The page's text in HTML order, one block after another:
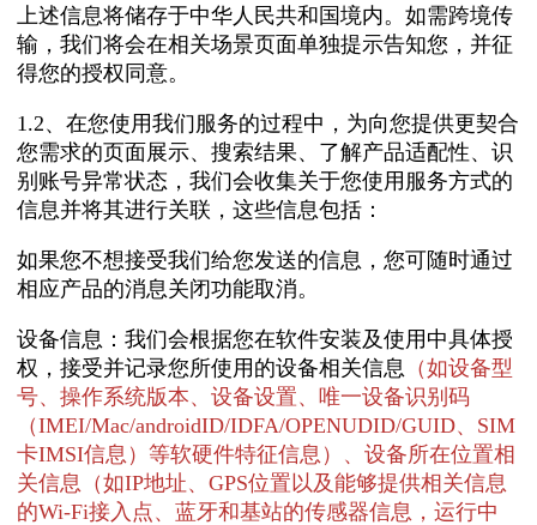
上述信息将储存于中华人民共和国境内。如需跨境传
输，我们将会在相关场景页面单独提示告知您，并征
得您的授权同意。
1.2、在您使用我们服务的过程中，为向您提供更契合
您需求的页面展示、搜索结果、了解产品适配性、识
别账号异常状态，我们会收集关于您使用服务方式的
信息并将其进行关联，这些信息包括：
如果您不想接受我们给您发送的信息，您可随时通过
相应产品的消息关闭功能取消。
设备信息：我们会根据您在软件安装及使用中具体授
权，接受并记录您所使用的设备相关信息
（如设备型
号、操作系统版本、设备设置、唯一设备识别码
（IMEI/Mac/androidID/IDFA/OPENUDID/GUID、SIM
卡IMSI信息）等软硬件特征信息）、设备所在位置相
关信息（如IP地址、GPS位置以及能够提供相关信息
的Wi-Fi接入点、蓝牙和基站的传感器信息，运行中